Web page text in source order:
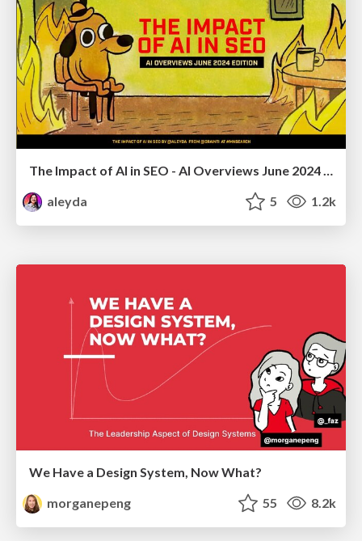
The Impact of AI in SEO - AI Overviews June 2024 Edition
aleyda
5 1.2k
We Have a Design System, Now What?
morganepeng
55 8.2k